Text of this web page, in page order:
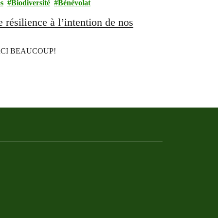
Biodiversité Bénévolat
résilience à l’intention de nos
BEAUCOUP!